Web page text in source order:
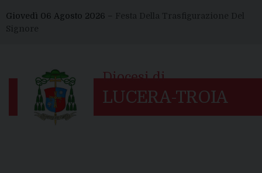
to
content
Giovedì 06 Agosto 2026 – Festa Della Trasfigurazione Del
Signore